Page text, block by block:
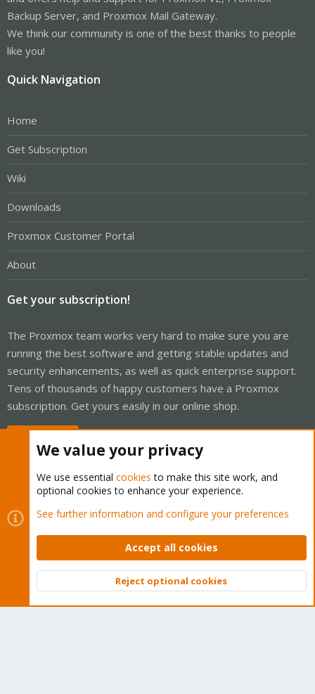
Backup Server, and Proxmox Mail Gateway.
We think our community is one of the best thanks to people
like you!
Quick Navigation
Home
Get Subscription
Wiki
Downloads
Proxmox Customer Portal
About
Get your subscription!
The Proxmox team works very hard to make sure you are
running the best software and getting stable updates and
security enhancements, as well as quick enterprise support.
Tens of thousands of happy customers have a Proxmox
subscription. Get yours easily in our online shop.
Cookies
Proxmox Support Forum - Light Mode
Contact us
Terms and rules Privacy policy Help Home
Community platform by XenForo © 2010-2026 XenForo Ltd.
Top
We value your privacy
We use essential cookies to make this site work, and
optional cookies to enhance your experience.
See further information and configure your preferences
Accept all cookies
Reject optional cookies